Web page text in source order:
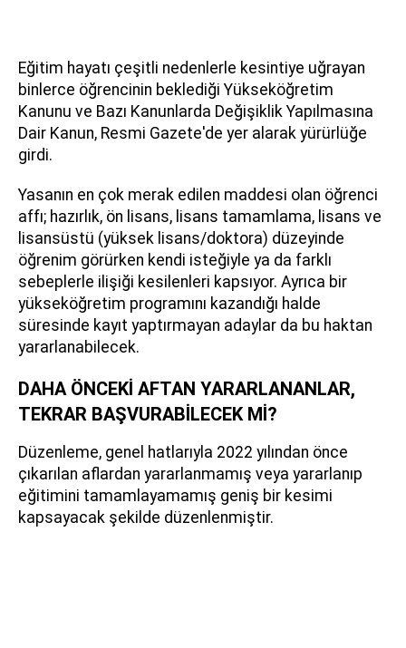
Eğitim hayatı çeşitli nedenlerle kesintiye uğrayan
binlerce öğrencinin beklediği Yükseköğretim
Kanunu ve Bazı Kanunlarda Değişiklik Yapılmasına
Dair Kanun, Resmi Gazete'de yer alarak yürürlüğe
girdi.
Yasanın en çok merak edilen maddesi olan öğrenci
affı; hazırlık, ön lisans, lisans tamamlama, lisans ve
lisansüstü (yüksek lisans/doktora) düzeyinde
öğrenim görürken kendi isteğiyle ya da farklı
sebeplerle ilişiği kesilenleri kapsıyor. Ayrıca bir
yükseköğretim programını kazandığı halde
süresinde kayıt yaptırmayan adaylar da bu haktan
yararlanabilecek.
DAHA ÖNCEKİ AFTAN YARARLANANLAR,
TEKRAR BAŞVURABİLECEK Mİ?
Düzenleme, genel hatlarıyla 2022 yılından önce
çıkarılan aflardan yararlanmamış veya yararlanıp
eğitimini tamamlayamamış geniş bir kesimi
kapsayacak şekilde düzenlenmiştir.